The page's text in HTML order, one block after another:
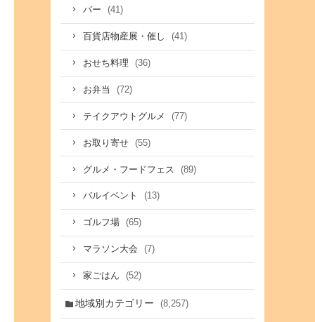
バー (41)
百貨店物産展・催し (41)
おせち料理 (36)
お弁当 (72)
テイクアウトグルメ (77)
お取り寄せ (55)
グルメ・フードフェス (89)
バルイベント (13)
ゴルフ場 (65)
マラソン大会 (7)
家ごはん (52)
地域別カテゴリー (8,257)